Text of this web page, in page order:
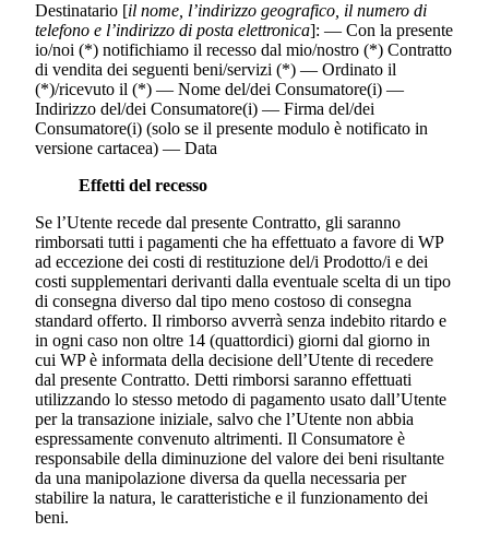
Destinatario [il nome, l’indirizzo geografico, il numero di
telefono e l’indirizzo di posta elettronica]: — Con la presente
io/noi (*) notifichiamo il recesso dal mio/nostro (*) Contratto
di vendita dei seguenti beni/servizi (*) — Ordinato il
(*)/ricevuto il (*) — Nome del/dei Consumatore(i) —
Indirizzo del/dei Consumatore(i) — Firma del/dei
Consumatore(i) (solo se il presente modulo è notificato in
versione cartacea) — Data
Effetti del recesso
Se l’Utente recede dal presente Contratto, gli saranno
rimborsati tutti i pagamenti che ha effettuato a favore di WP
ad eccezione dei costi di restituzione del/i Prodotto/i e dei
costi supplementari derivanti dalla eventuale scelta di un tipo
di consegna diverso dal tipo meno costoso di consegna
standard offerto. Il rimborso avverrà senza indebito ritardo e
in ogni caso non oltre 14 (quattordici) giorni dal giorno in
cui WP è informata della decisione dell’Utente di recedere
dal presente Contratto. Detti rimborsi saranno effettuati
utilizzando lo stesso metodo di pagamento usato dall’Utente
per la transazione iniziale, salvo che l’Utente non abbia
espressamente convenuto altrimenti. Il Consumatore è
responsabile della diminuzione del valore dei beni risultante
da una manipolazione diversa da quella necessaria per
stabilire la natura, le caratteristiche e il funzionamento dei
beni.